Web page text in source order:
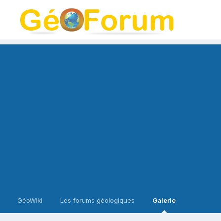
GéoWiki Les forums géologiques Galerie